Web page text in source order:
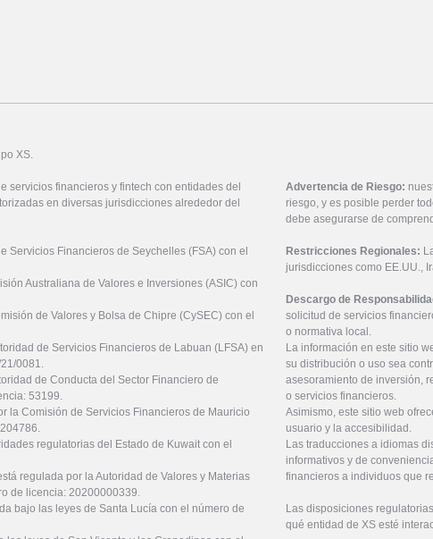
XS.
servicios financieros y fintech con entidades del
en diversas jurisdicciones alrededor del
Servicios Financieros de Seychelles (FSA) con el
Australiana de Valores e Inversiones (ASIC) con
de Valores y Bolsa de Chipre (CySEC) con el
de Servicios Financieros de Labuan (LFSA) en
0081.
de Conducta del Sector Financiero de
53199.
la Comisión de Servicios Financieros de Mauricio
regulatorias del Estado de Kuwait con el
regulada por la Autoridad de Valores y Materias
de licencia: 20200000339.
bajo las leyes de Santa Lucía con el número de
Advertencia de Riesgo:
riesgo, y es posible perder
debe asegurarse de
Restricciones Regionales:
jurisdicciones como EE.UU.,
Descargo de
solicitud de servicios
o normativa local.
La información en este sitio
su distribución o uso sea
asesoramiento de inversión,
o servicios financieros.
Asimismo, este sitio web
usuario y la accesibilidad.
Las traducciones a idiomas
informativos y de
financieros a individuos que
Las disposiciones
qué entidad de XS esté